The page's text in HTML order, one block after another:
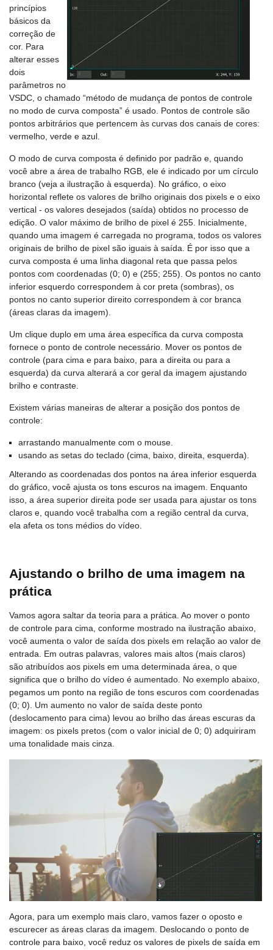
princípios
básicos da
correção de
cor. Para
alterar esses
dois
parâmetros no
VSDC, o chamado “método de mudança de pontos de controle
no modo de curva composta” é usado. Pontos de controle são
pontos arbitrários que pertencem às curvas dos canais de cores:
vermelho, verde e azul.
O modo de curva composta é definido por padrão e, quando
você abre a área de trabalho RGB, ele é indicado por um círculo
branco (veja a ilustração à esquerda). No gráfico, o eixo
horizontal reflete os valores de brilho originais dos pixels e o eixo
vertical - os valores desejados (saída) obtidos no processo de
edição. O valor máximo de brilho de pixel é 255. Inicialmente,
quando uma imagem é carregada no programa, todos os valores
originais de brilho de pixel são iguais à saída. É por isso que a
curva composta é uma linha diagonal reta que passa pelos
pontos com coordenadas (0; 0) e (255; 255). Os pontos no canto
inferior esquerdo correspondem à cor preta (sombras), os
pontos no canto superior direito correspondem à cor branca
(áreas claras da imagem).
Um clique duplo em uma área específica da curva composta
fornece o ponto de controle necessário. Mover os pontos de
controle (para cima e para baixo, para a direita ou para a
esquerda) da curva alterará a cor geral da imagem ajustando
brilho e contraste.
Existem várias maneiras de alterar a posição dos pontos de
controle:
arrastando manualmente com o mouse.
usando as setas do teclado (cima, baixo, direita, esquerda).
Alterando as coordenadas dos pontos na área inferior esquerda
do gráfico, você ajusta os tons escuros na imagem. Enquanto
isso, a área superior direita pode ser usada para ajustar os tons
claros e, quando você trabalha com a região central da curva,
ela afeta os tons médios do vídeo.
Ajustando o brilho de uma imagem na
prática
Vamos agora saltar da teoria para a prática. Ao mover o ponto
de controle para cima, conforme mostrado na ilustração abaixo,
você aumenta o valor de saída dos pixels em relação ao valor de
entrada. Em outras palavras, valores mais altos (mais claros)
são atribuídos aos pixels em uma determinada área, o que
significa que o brilho do vídeo é aumentado. No exemplo abaixo,
pegamos um ponto na região de tons escuros com coordenadas
(0; 0). Um aumento no valor de saída deste ponto
(deslocamento para cima) levou ao brilho das áreas escuras da
imagem: os pixels pretos (com o valor inicial de 0; 0) adquiriram
uma tonalidade mais cinza.
Agora, para um exemplo mais claro, vamos fazer o oposto e
escurecer as áreas claras da imagem. Deslocando o ponto de
controle para baixo, você reduz os valores de pixels de saída em